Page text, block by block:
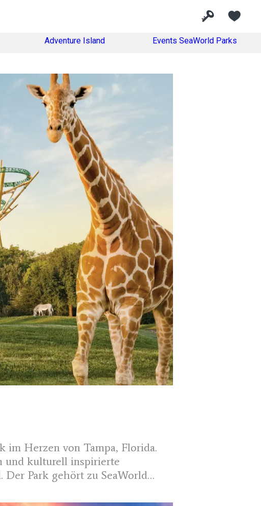
Adventure Island Events SeaWorld Parks
im Herzen von Tampa, Florida.
und kulturell inspirierte
Park gehört zu SeaWorld